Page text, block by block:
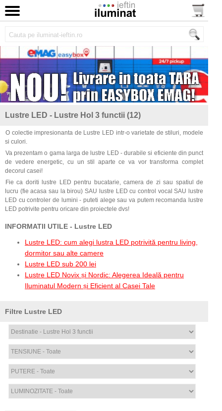
Lustre LED - Lustre Hol 3 functii (12)
O colectie impresionanta de Lustre LED intr-o varietate de stiluri, modele
si culori.
Va prezentam o gama larga de lustre LED - durabile si eficiente din punct
de vedere energetic, cu un stil aparte ce va vor transforma complet
decorul casei!
Fie ca doriti lustre LED pentru bucatarie, camera de zi sau spatiul de
lucru (fie acasa sau la birou) SAU lustre LED cu control vocal SAU lustre
LED cu controler de lumini - puteti alege sau va putem recomanda lustre
LED potrivite pentru oricare din proiectele dvs!
INFORMATII UTILE - Lustre LED
Lustre LED: cum alegi lustra LED potrivită pentru living,
dormitor sau alte camere
Lustre LED sub 200 lei
Lustre LED Novix și Nordic: Alegerea Ideală pentru
Iluminatul Modern și Eficient al Casei Tale
Filtre Lustre LED